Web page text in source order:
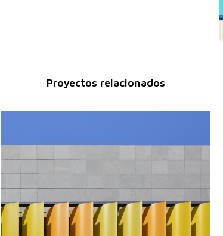
Proyectos relacionados